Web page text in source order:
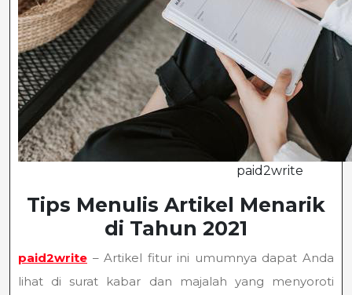
paid2write
Tips Menulis Artikel Menarik
di Tahun 2021
paid2write – Artikel fitur ini umumnya dapat Anda
lihat di surat kabar dan majalah yang menyoroti